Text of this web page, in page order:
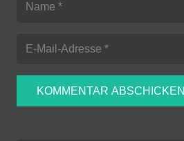
KOMMENTAR ABSCHICKEN